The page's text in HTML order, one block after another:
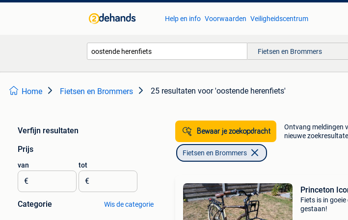
Help en info Voorwaarden Veiligheidscentrum
Fietsen en Brommers
Home Fietsen en Brommers 25 resultaten voor 'oostende herenfiets'
Verfijn resultaten
Prijs
van
€
tot
€
Categorie Wis de categorie
Bewaar je zoekopdracht
Ontvang meldingen
nieuwe
Fietsen en Brommers
Princeton
Fiets is in
gestaan!